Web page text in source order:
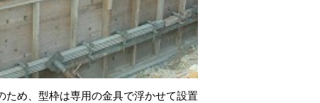
ため、型枠は専用の金具で浮かせて設置